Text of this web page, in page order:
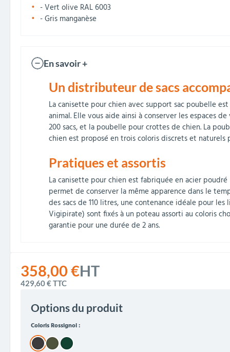
358,00 €HT
429,60 €TTC
Options du produit
Coloris Rossignol :
- Vert olive RAL 6003
- Gris manganèse
En savoir +
Un distributeur de sacs
La canisette pour chien avec support sac poubelle
animal. Elle vous aide ainsi à conserver les espaces
200 sacs, et la poubelle pour crottes de chien. La
chien est proposé en trois coloris discrets et
Pratiques et assortis
La canisette pour chien est fabriquée en acier
permet de conserver la même apparence dans le
des sacs de 110 litres, une contenance idéale pour
Vigipirate) sont fixés à un poteau assorti au coloris
garantie pour une durée de 2 ans.